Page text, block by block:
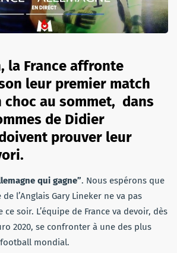
la France affronte
leur premier match
choc au sommet, dans
de Didier
prouver leur
qui gagne”. Nous espérons que
l’Anglais Gary Lineker ne va pas
soir. L’équipe de France va devoir, dès
2020, se confronter à une des plus
mondial.